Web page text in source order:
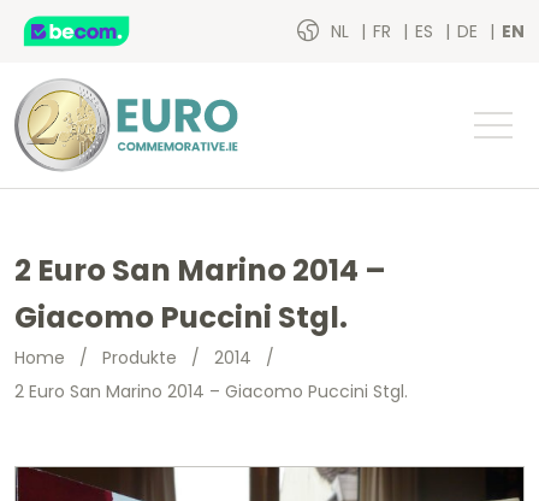
NL FR ES DE EN
2 Euro San Marino 2014 –
Giacomo Puccini Stgl.
Home / Produkte / 2014 /
2 Euro San Marino 2014 – Giacomo Puccini Stgl.